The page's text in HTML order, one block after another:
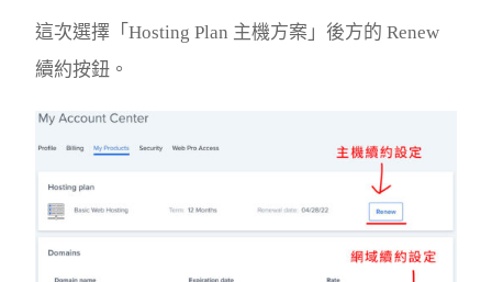
這次選擇「Hosting Plan 主機方案」後方的 Renew
續約按鈕。